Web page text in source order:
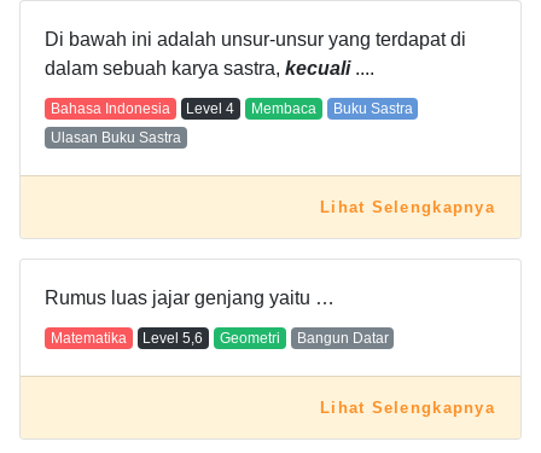
Di bawah ini adalah unsur-unsur yang terdapat di
dalam sebuah karya sastra, kecuali....
Bahasa Indonesia Level 4 Membaca
Buku Sastra
Ulasan Buku Sastra
Lihat Selengkapnya
Rumus luas jajar genjang yaitu …
Matematika Level 5,6 Geometri Bangun Datar
Lihat Selengkapnya